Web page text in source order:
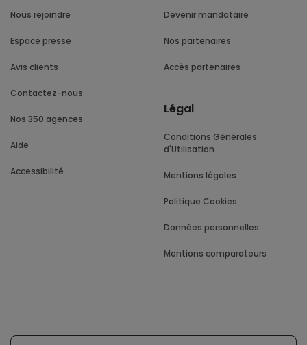
Nous rejoindre
Espace presse
Avis clients
Contactez-nous
Nos 350 agences
Aide
Accessibilité
Devenir mandataire
Nos partenaires
Accès partenaires
Légal
Conditions Générales
d'Utilisation
Mentions légales
Politique Cookies
Données personnelles
Mentions comparateurs